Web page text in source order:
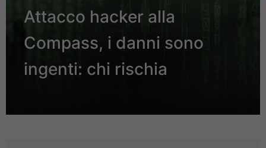
Attacco hacker alla
Compass, i danni sono
ingenti: chi rischia